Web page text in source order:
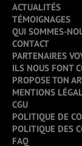
ACTUALITÉS
TÉMOIGNAGES
QUI SOMMES-
CONTACT
PARTENAIRES
ILS NOUS FONT
PROPOSE TON
MENTIONS
CGU
POLITIQUE DE
POLITIQUE DES
FAQ